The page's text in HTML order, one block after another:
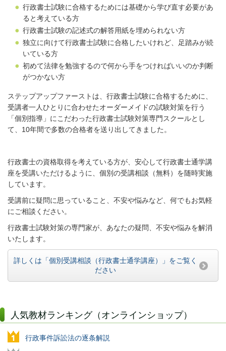
行政書士試験に合格するためには基礎から学び直す必要があ
ると考えている方
行政書士試験の記述式の解答用紙を埋められない方
独立に向けて行政書士試験に合格したいけれど、足踏みが続
いている方
初めて法律を勉強するので何から手をつければいいのか判断
がつかない方
ステップアップファーストは、行政書士試験に合格するために、
受講者一人ひとりに合わせたオーダーメイドの試験対策を行う
「個別指導」にこだわった行政書士試験対策専門スクールとし
て、10年間で多数の合格者を送り出してきました。
行政書士の資格取得を考えている方が、安心して行政書士通学講
座を受講いただけるように、個別の受講相談（無料）を随時実施
しています。
受講前に疑問に思っていること、不安や悩みなど、何でもお気軽
にご相談ください。
行政書士試験対策の専門家が、あなたの疑問、不安や悩みを解消
いたします。
詳しくは「個別受講相談（行政書士通学講座）」をご覧く
ださい
人気教材ランキング（オンラインショップ）
行政事件訴訟法の逐条解説